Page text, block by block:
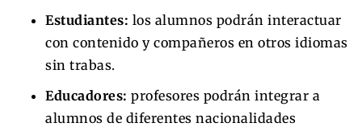
Estudiantes: los alumnos podrán interactuar
con contenido y compañeros en otros idiomas
sin trabas.
Educadores: profesores podrán integrar a
alumnos de diferentes nacionalidades